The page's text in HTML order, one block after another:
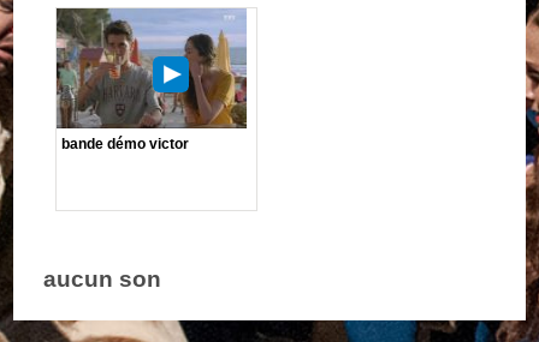
bande démo victor
aucun son